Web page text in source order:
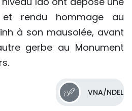
rendu hommage au
à son mausolée, avant
gerbe au Monument
VNA/NDEL